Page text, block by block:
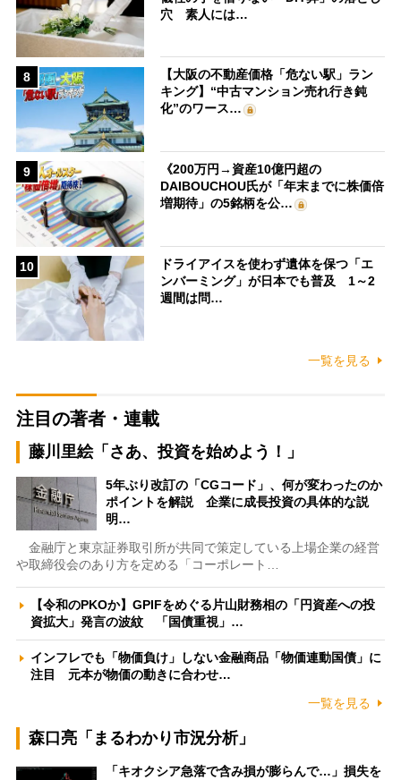
穴 素人には…
8
【大阪の不動産価格「危ない駅」ラン
キング】“中古マンション売れ行き鈍
化”のワース…
9
《200万円→資産10億円超の
DAIBOUCHOU氏が「年末までに株価倍
増期待」の5銘柄を公…
10
ドライアイスを使わず遺体を保つ「エ
ンバーミング」が日本でも普及 1～2
週間は問…
一覧を見る
注目の著者・連載
藤川里絵「さあ、投資を始めよう！」
5年ぶり改訂の「CGコード」、何が変わったのか
ポイントを解説 企業に成長投資の具体的な説
明…
金融庁と東京証券取引所が共同で策定している上場企業の経営
や取締役会のあり方を定める「コーポレート…
【令和のPKOか】GPIFをめぐる片山財務相の「円資産への投
資拡大」発言の波紋 「国債重視」…
インフレでも「物価負け」しない金融商品「物価連動国債」に
注目 元本が物価の動きに合わせ…
一覧を見る
森口亮「まるわかり市況分析」
「キオクシア急落で含み損が膨らんで…」損失を